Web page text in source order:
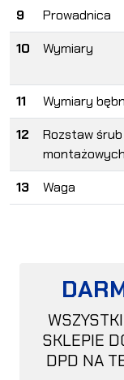
9
Prowadnica
10
Wymiary
11
Wymiary
12
Rozstaw śrub
montażowych
13 Waga
SKLEPIE
DPD NA